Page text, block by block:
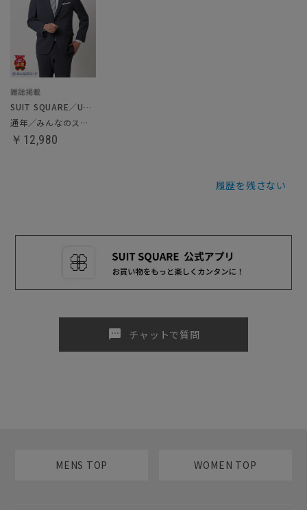
SUIT SQUARE／UNIVERSAL LANGUAGE
通年／みんなのスーツ
￥12,980
履歴を残さない
sms チャットで質問
MENS TOP WOMEN TOP